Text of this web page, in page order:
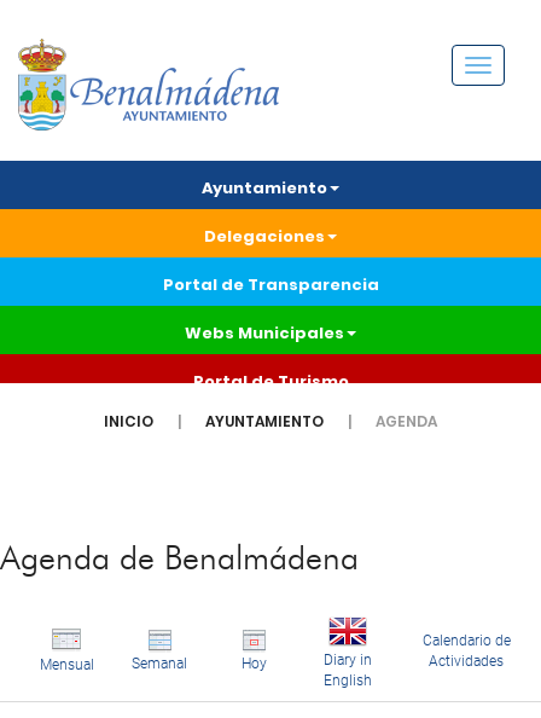
Menú
Ayuntamiento
Delegaciones
Portal de Transparencia
Webs Municipales
Portal de Turismo
INICIO AYUNTAMIENTO AGENDA
Agenda de Benalmádena
Mensual Semanal Hoy
Diary in
English
Calendario de
Actividades